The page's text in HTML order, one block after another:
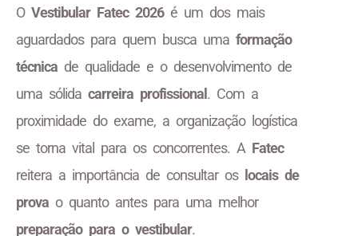
O Vestibular Fatec 2026é um dos mais
aguardados para quem busca uma formação
técnica de qualidade e o desenvolvimento de
uma sólida carreira profissional . Com a
proximidade do exame, a organização logística
se torna vital para os concorrentes. A Fatec
reitera a importância de consultar os locais de
prova o quanto antes para uma melhor
preparação para o vestibular.